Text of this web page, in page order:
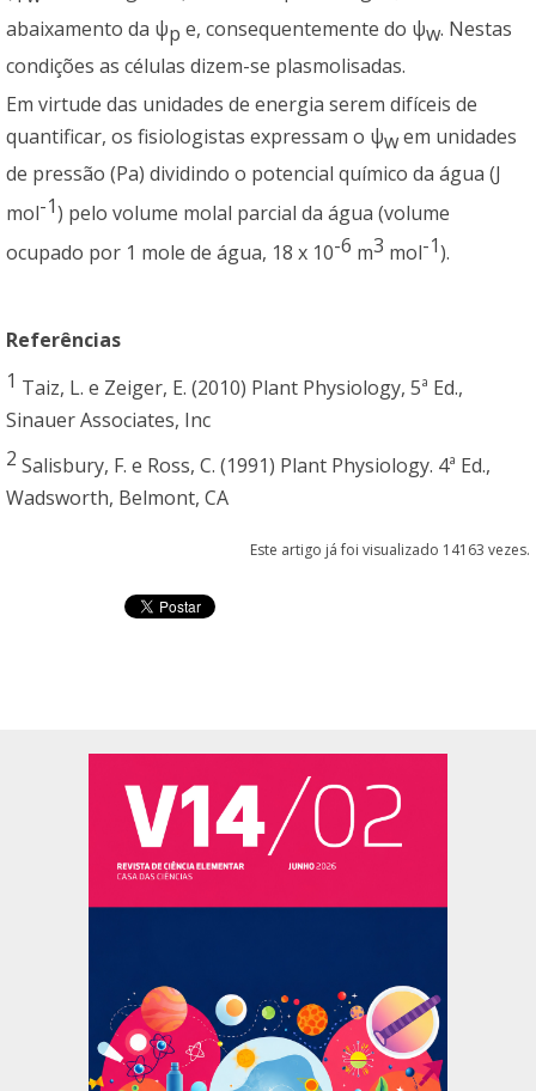
abaixamento da ψp e, consequentemente do ψw. Nestas
condições as células dizem-se plasmolisadas.
Em virtude das unidades de energia serem difíceis de
quantificar, os fisiologistas expressam o ψwem unidades
de pressão (Pa) dividindo o potencial químico da água (J
mol-1) pelo volume molal parcial da água (volume
ocupado por 1 mole de água, 18 x 10-6 m3 mol-1).
Referências
1 Taiz, L. e Zeiger, E. (2010) Plant Physiology, 5ª Ed.,
Sinauer Associates, Inc
2 Salisbury, F. e Ross, C. (1991) Plant Physiology. 4ª Ed.,
Wadsworth, Belmont, CA
Este artigo já foi visualizado 14163 vezes.